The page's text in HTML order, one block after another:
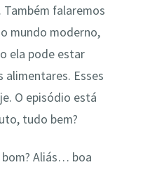
falaremos
mundo moderno,
ela pode estar
alimentares. Esses
O episódio está
tudo bem?
Aliás… boa